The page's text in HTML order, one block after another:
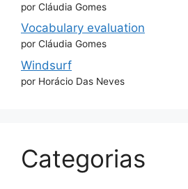
por Cláudia Gomes
Vocabulary evaluation
por Cláudia Gomes
Windsurf
por Horácio Das Neves
Categorias